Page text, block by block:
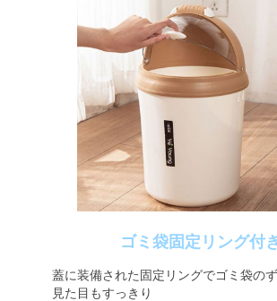
ゴミ袋固定リング付
蓋に装備された固定リングでゴミ袋のず
見た目もすっきり